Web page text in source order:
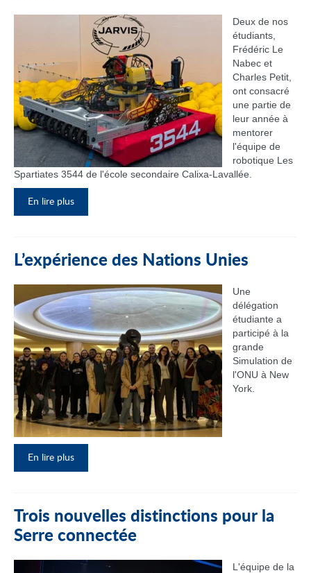
Deux de nos
étudiants,
Frédéric Le
Nabec et
Charles Petit,
ont consacré
une partie de
leur année à
mentorer
l'équipe de
robotique Les
Spartiates 3544 de l'école secondaire Calixa-Lavallée.
En lire plus
L’expérience des Nations Unies
Une
délégation
étudiante a
participé à la
grande
Simulation de
l'ONU à New
York.
En lire plus
Trois nouvelles distinctions pour la
Serre connectée
L'équipe de la